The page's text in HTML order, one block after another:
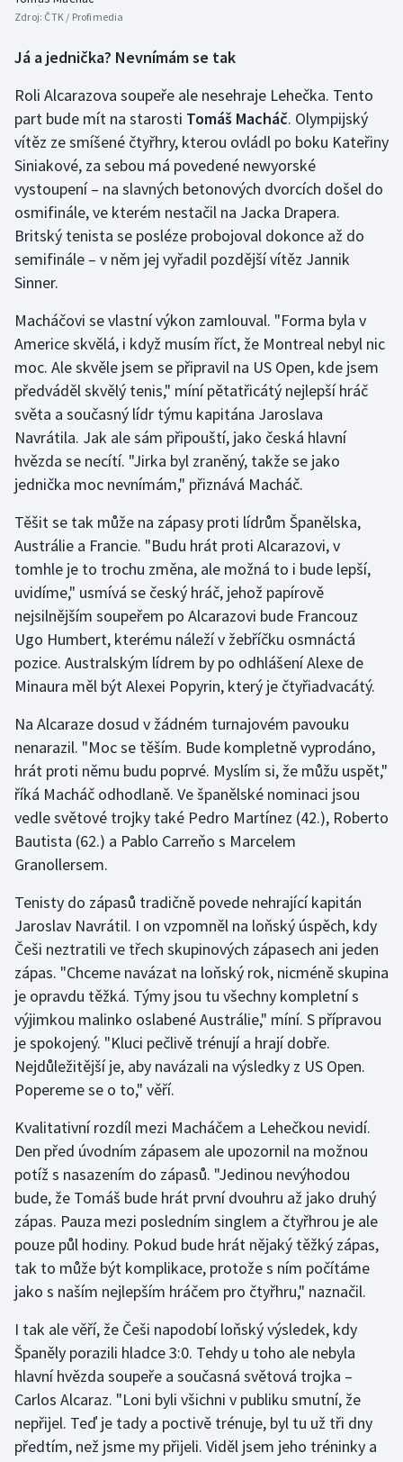
Zdroj: ČTK / Profimedia
Já a jednička? Nevnímám se tak
Roli Alcarazova soupeře ale nesehraje Lehečka. Tento
part bude mít na starosti Tomáš Macháč. Olympijský
vítěz ze smíšené čtyřhry, kterou ovládl po boku Kateřiny
Siniakové, za sebou má povedené newyorské
vystoupení – na slavných betonových dvorcích došel do
osmifinále, ve kterém nestačil na Jacka Drapera.
Britský tenista se posléze probojoval dokonce až do
semifinále – v něm jej vyřadil pozdější vítěz Jannik
Sinner.
Macháčovi se vlastní výkon zamlouval. "Forma byla v
Americe skvělá, i když musím říct, že Montreal nebyl nic
moc. Ale skvěle jsem se připravil na US Open, kde jsem
předváděl skvělý tenis," míní pětatřicátý nejlepší hráč
světa a současný lídr týmu kapitána Jaroslava
Navrátila. Jak ale sám připouští, jako česká hlavní
hvězda se necítí. "Jirka byl zraněný, takže se jako
jednička moc nevnímám," přiznává Macháč.
Těšit se tak může na zápasy proti lídrům Španělska,
Austrálie a Francie. "Budu hrát proti Alcarazovi, v
tomhle je to trochu změna, ale možná to i bude lepší,
uvidíme," usmívá se český hráč, jehož papírově
nejsilnějším soupeřem po Alcarazovi bude Francouz
Ugo Humbert, kterému náleží v žebříčku osmnáctá
pozice. Australským lídrem by po odhlášení Alexe de
Minaura měl být Alexei Popyrin, který je čtyřiadvacátý.
Na Alcaraze dosud v žádném turnajovém pavouku
nenarazil. "Moc se těším. Bude kompletně vyprodáno,
hrát proti němu budu poprvé. Myslím si, že můžu uspět,"
říká Macháč odhodlaně. Ve španělské nominaci jsou
vedle světové trojky také Pedro Martínez (42.), Roberto
Bautista (62.) a Pablo Carreňo s Marcelem
Granollersem.
Tenisty do zápasů tradičně povede nehrající kapitán
Jaroslav Navrátil. I on vzpomněl na loňský úspěch, kdy
Češi neztratili ve třech skupinových zápasech ani jeden
zápas. "Chceme navázat na loňský rok, nicméně skupina
je opravdu těžká. Týmy jsou tu všechny kompletní s
výjimkou malinko oslabené Austrálie," míní. S přípravou
je spokojený. "Kluci pečlivě trénují a hrají dobře.
Nejdůležitější je, aby navázali na výsledky z US Open.
Popereme se o to," věří.
Kvalitativní rozdíl mezi Macháčem a Lehečkou nevidí.
Den před úvodním zápasem ale upozornil na možnou
potíž s nasazením do zápasů. "Jedinou nevýhodou
bude, že Tomáš bude hrát první dvouhru až jako druhý
zápas. Pauza mezi posledním singlem a čtyřhrou je ale
pouze půl hodiny. Pokud bude hrát nějaký těžký zápas,
tak to může být komplikace, protože s ním počítáme
jako s naším nejlepším hráčem pro čtyřhru," naznačil.
I tak ale věří, že Češi napodobí loňský výsledek, kdy
Španěly porazili hladce 3:0. Tehdy u toho ale nebyla
hlavní hvězda soupeře a současná světová trojka –
Carlos Alcaraz. "Loni byli všichni v publiku smutní, že
nepřijel. Teď je tady a poctivě trénuje, byl tu už tři dny
předtím, než jsme my přijeli. Viděl jsem jeho tréninky a